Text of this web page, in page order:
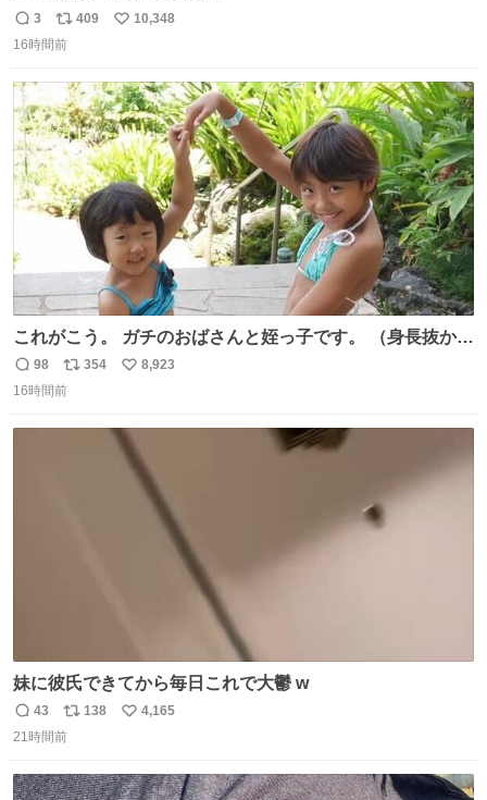
返
信
3
リ
ポ
ト
数
409
い
数
10,348
16時間前
これがこう。 ガチのおばさんと姪っ子です。 （身長抜かさ
返
信
98
リ
ポ
354
い
数
8,923
16時間前
妹に彼氏できてから毎日これで大鬱 w
返
信
43
リ
ポ
ト
138
い
数
4,165
21時間前